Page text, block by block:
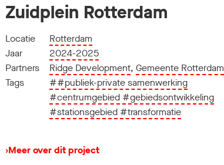
Zuidplein Rotterdam
Locatie
Rotterdam
Jaar
2024-2025
Partners
Ridge Development,Gemeente Rotterdam
Tags
##publiek-private samenwerking
#centrumgebied #gebiedsontwikkeling
#stationsgebied #transformatie
›Meer over dit project